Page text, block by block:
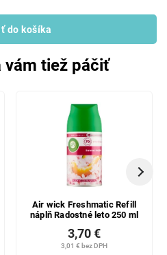
do košíka
vám tiež páčiť
Air wick Freshmatic Refill
náplň Radostné leto 250 ml
3,01 € bez DPH
3,70 €